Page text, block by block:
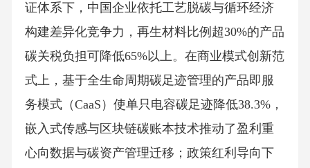
证体系下，中国企业依托工艺脱碳与循环经济
构建差异化竞争力，再生材料比例超30%的产品
碳关税负担可降低65%以上。在商业模式创新范
式上，基于全生命周期碳足迹管理的产品即服
务模式（CaaS）使单只电容碳足迹降低38.3%，
嵌入式传感与区块链碳账本技术推动了盈利重
心向数据与碳资产管理迁移；政策红利导向下